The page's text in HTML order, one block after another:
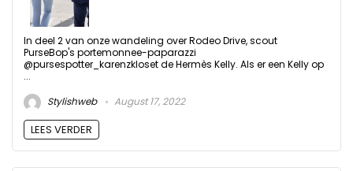
In deel 2 van onze wandeling over Rodeo Drive, scout
PurseBop's portemonnee-paparazzi
@pursespotter_karenzkloset de Hermès Kelly. Als er een Kelly op
...
Stylishweb
August 17, 2022
LEES VERDER